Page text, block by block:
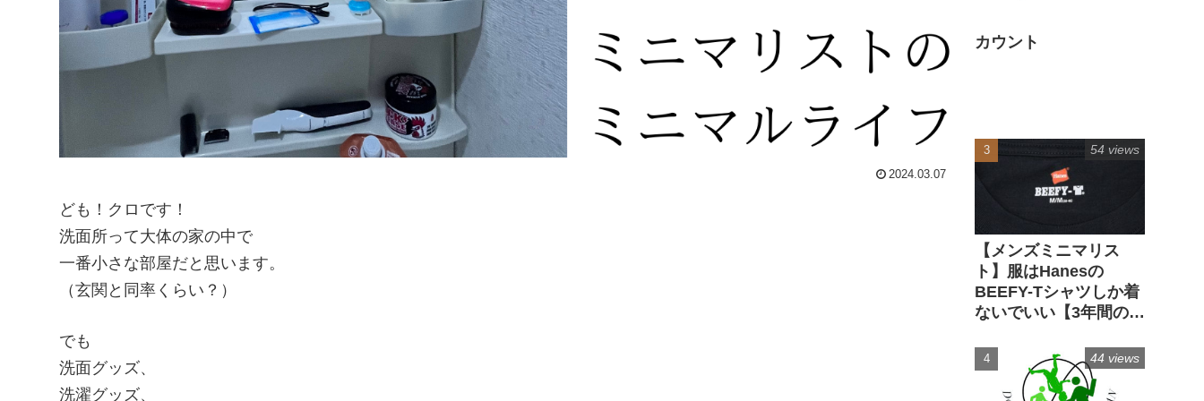
2024.03.07
ども！クロです！
洗面所って大体の家の中で
一番小さな部屋だと思います。
（玄関と同率くらい？）
でも
洗面グッズ、
洗濯グッズ、
カウント
【メンズミニマリス
ト】服はHanesの
BEEFY-Tシャツしか着
ないでいい【3年間の実
54 views
44 views